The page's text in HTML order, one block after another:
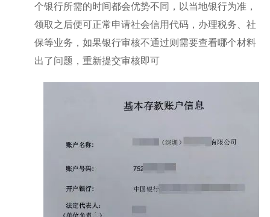
个银行所需的时间都会优势不同，以当地银行为准，
领取之后便可正常申请社会信用代码，办理税务、社
保等业务，如果银行审核不通过则需要查看哪个材料
出了问题，重新提交审核即可